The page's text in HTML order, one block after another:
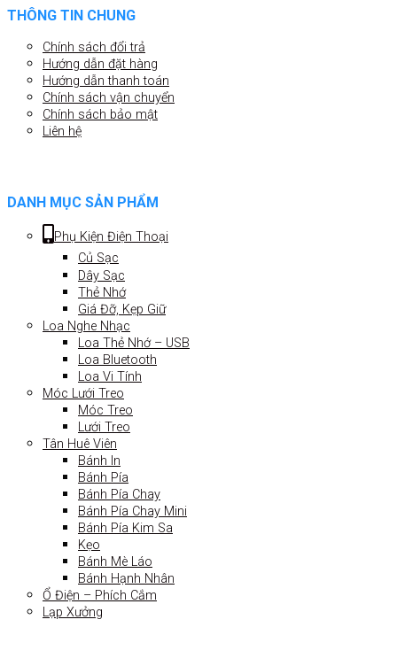
THÔNG TIN CHUNG
Chính sách đổi trả
Hướng dẫn đặt hàng
Hướng dẫn thanh toán
Chính sách vận chuyển
Chính sách bảo mật
Liên hệ
DANH MỤC SẢN PHẨM
Phụ Kiện Điện Thoại
Củ Sạc
Dây Sạc
Thẻ Nhớ
Giá Đỡ, Kẹp Giữ
Loa Nghe Nhạc
Loa Thẻ Nhớ – USB
Loa Bluetooth
Loa Vi Tính
Móc Lưới Treo
Móc Treo
Lưới Treo
Tân Huê Viên
Bánh In
Bánh Pía
Bánh Pía Chay
Bánh Pía Chay Mini
Bánh Pía Kim Sa
Kẹo
Bánh Mè Láo
Bánh Hạnh Nhân
Ổ Điện – Phích Cắm
Lạp Xưởng